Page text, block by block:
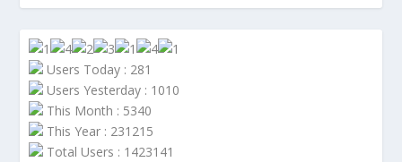
Users Today : 281
Users Yesterday : 1010
This Month : 5340
This Year : 231215
Total Users : 1423141